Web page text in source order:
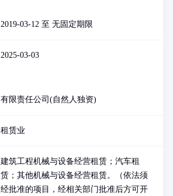
2019-03-12 至 无固定期限
2025-03-03
有限责任公司(自然人独资)
租赁业
建筑工程机械与设备经营租赁；汽车租
赁；其他机械与设备经营租赁。（依法须
经批准的项目，经相关部门批准后方可开